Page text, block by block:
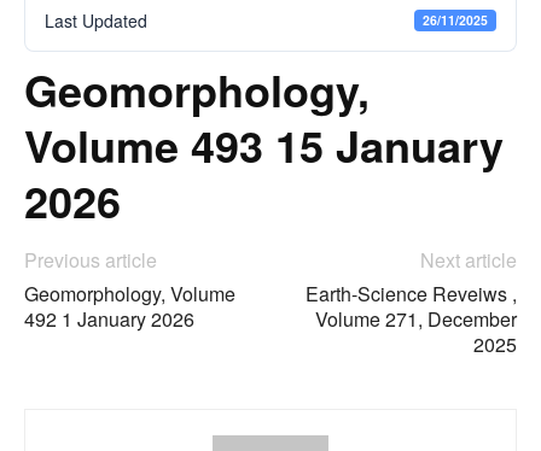
Last Updated 26/11/2025
Geomorphology,
Volume 493 15 January
2026
Previous article
Geomorphology, Volume
492 1 January 2026
Next article
Earth-Science Reveiws ,
Volume 271, December
2025